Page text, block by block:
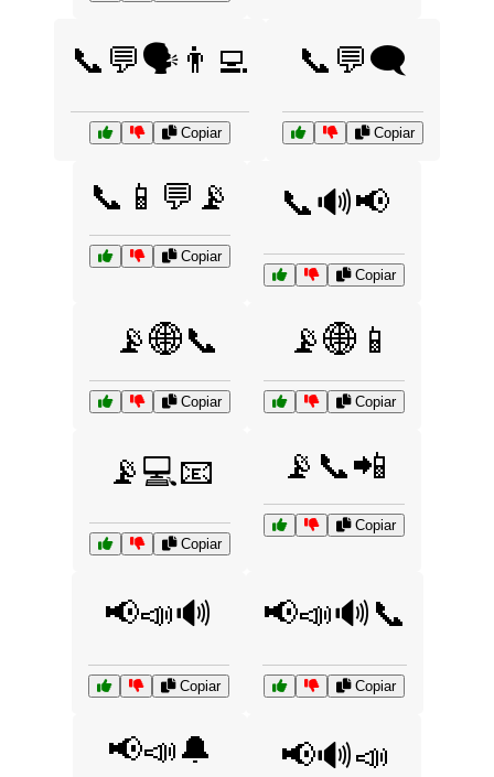
📞💬🗣️👨‍💻
Copiar
📞💬🗨️
Copiar
📞📱💬📡
Copiar
📞🔊📢
Copiar
📡🌐📞
Copiar
📡🌐📱
Copiar
📡💻📧
Copiar
📡📞📲
Copiar
📢📣🔊
Copiar
📢📣🔊📞
Copiar
📢📣🔔 📢🔊📣